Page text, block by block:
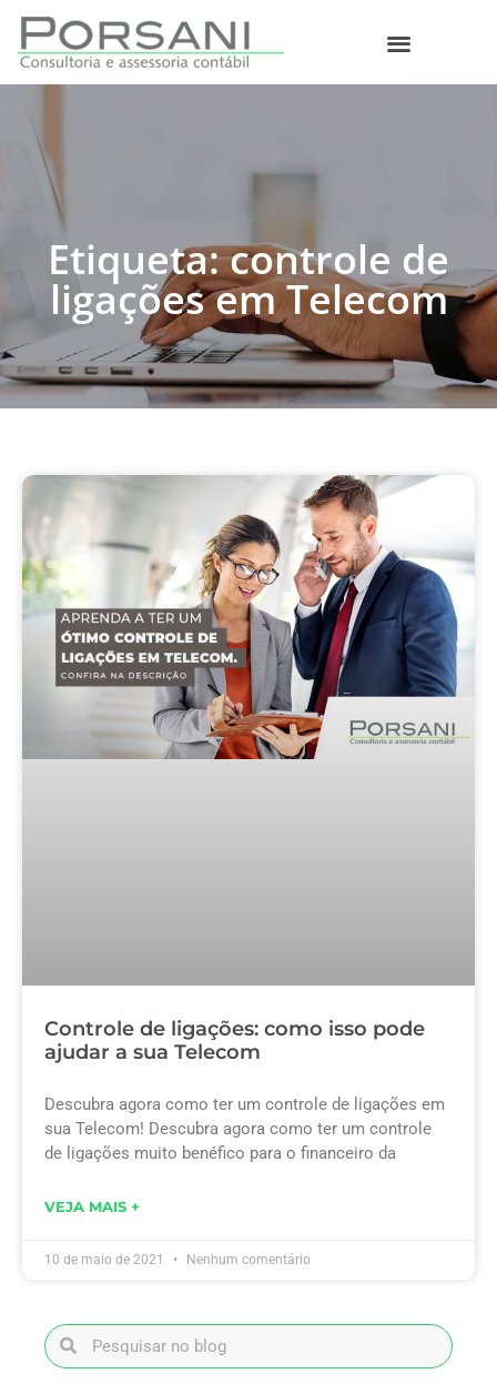
Etiqueta: controle de
ligações em Telecom
Controle de ligações: como isso pode
ajudar a sua Telecom
Descubra agora como ter um controle de ligações em
sua Telecom! Descubra agora como ter um controle
de ligações muito benéfico para o financeiro da
VEJA MAIS +
10 de maio de 2021 Nenhum comentário